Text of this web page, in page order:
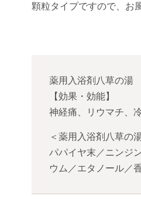
顆粒タイプですので、お
薬用入浴剤八草の湯
【効果・効能】
神経痛、リウマチ、
＜薬用入浴剤八草の
パパイヤ末／ニンジ
ウム／エタノール／